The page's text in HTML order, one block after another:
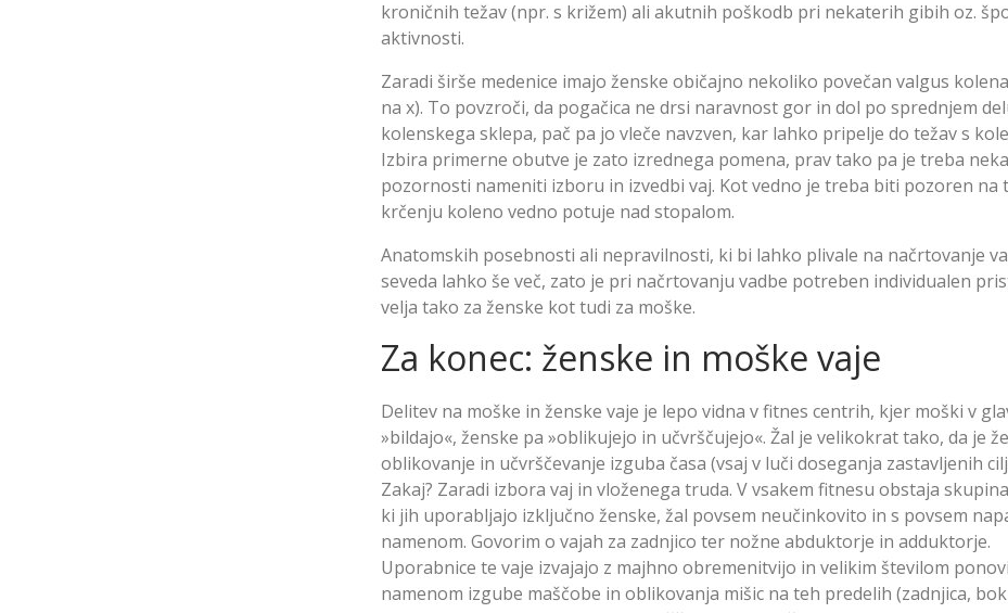
kroničnih težav (npr. s križem) ali akutnih poškodb pri nekaterih gibih oz.
aktivnosti.
Zaradi širše medenice imajo ženske običajno nekoliko povečan valgus
na x). To povzroči, da pogačica ne drsi naravnost gor in dol po sprednjem
kolenskega sklepa, pač pa jo vleče navzven, kar lahko pripelje do težav s
Izbira primerne obutve je zato izrednega pomena, prav tako pa je treba
pozornosti nameniti izboru in izvedbi vaj. Kot vedno je treba biti pozoren na
krčenju koleno vedno potuje nad stopalom.
Anatomskih posebnosti ali nepravilnosti, ki bi lahko plivale na načrtovanje
seveda lahko še več, zato je pri načrtovanju vadbe potreben individualen
velja tako za ženske kot tudi za moške.
Za konec: ženske in moške vaje
Delitev na moške in ženske vaje je lepo vidna v fitnes centrih, kjer moški v
»bildajo«, ženske pa »oblikujejo in učvrščujejo«. Žal je velikokrat tako, da je
oblikovanje in učvrščevanje izguba časa (vsaj v luči doseganja zastavljenih
Zakaj? Zaradi izbora vaj in vloženega truda. V vsakem fitnesu obstaja
ki jih uporabljajo izključno ženske, žal povsem neučinkovito in s povsem
namenom. Govorim o vajah za zadnjico ter nožne abduktorje in adduktorje.
Uporabnice te vaje izvajajo z majhno obremenitvijo in velikim številom
namenom izgube maščobe in oblikovanja mišic na teh predelih (zadnjica,